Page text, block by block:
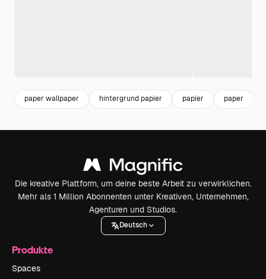
paper wallpaper hintergrund papier papier paper
Die kreative Plattform, um deine beste Arbeit zu verwirklichen.
Mehr als 1 Million Abonnenten unter Kreativen, Unternehmen,
Agenturen und Studios.
Deutsch
Produkte
Spaces